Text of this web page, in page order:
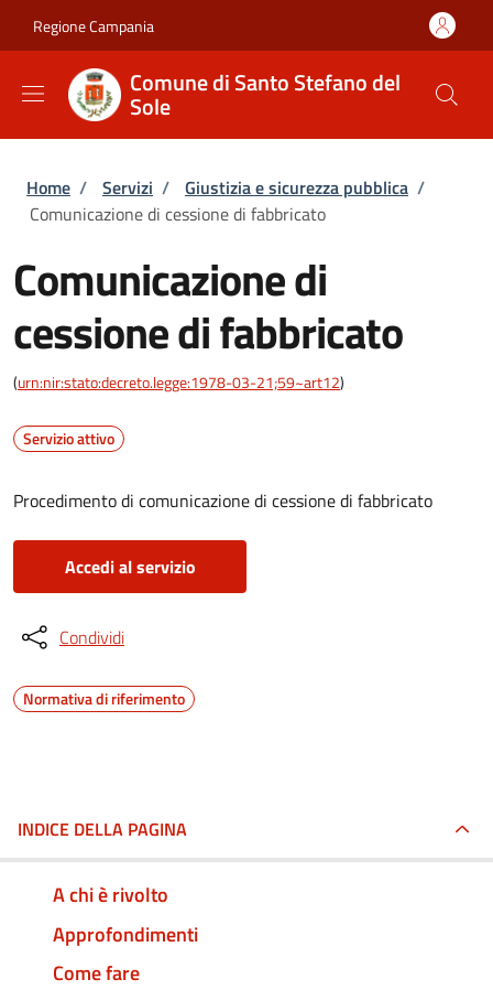
Regione Campania
Comune di Santo Stefano del
Sole
Briciole di pane
Home / Servizi / Giustizia e sicurezza pubblica /
Comunicazione di cessione di fabbricato
Comunicazione di
cessione di fabbricato
(urn:nir:stato:decreto.legge:1978-03-21;59~art12)
Servizio attivo
Procedimento di comunicazione di cessione di fabbricato
Accedi al servizio
Condividi
Normativa di riferimento
INDICE DELLA PAGINA
A chi è rivolto
Approfondimenti
Come fare